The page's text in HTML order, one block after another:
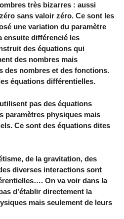
très bizarres : aussi
sans valoir zéro. Ce sont les
une variation du paramètre
ensuite différencié les
des équations qui
des nombres mais
des nombres et des fonctions.
équations différentielles.
pas des équations
paramètres physiques mais
Ce sont des équations dites
de la gravitation, des
diverses interactions sont
On va voir dans la
d’établir directement la
mais seulement de leurs